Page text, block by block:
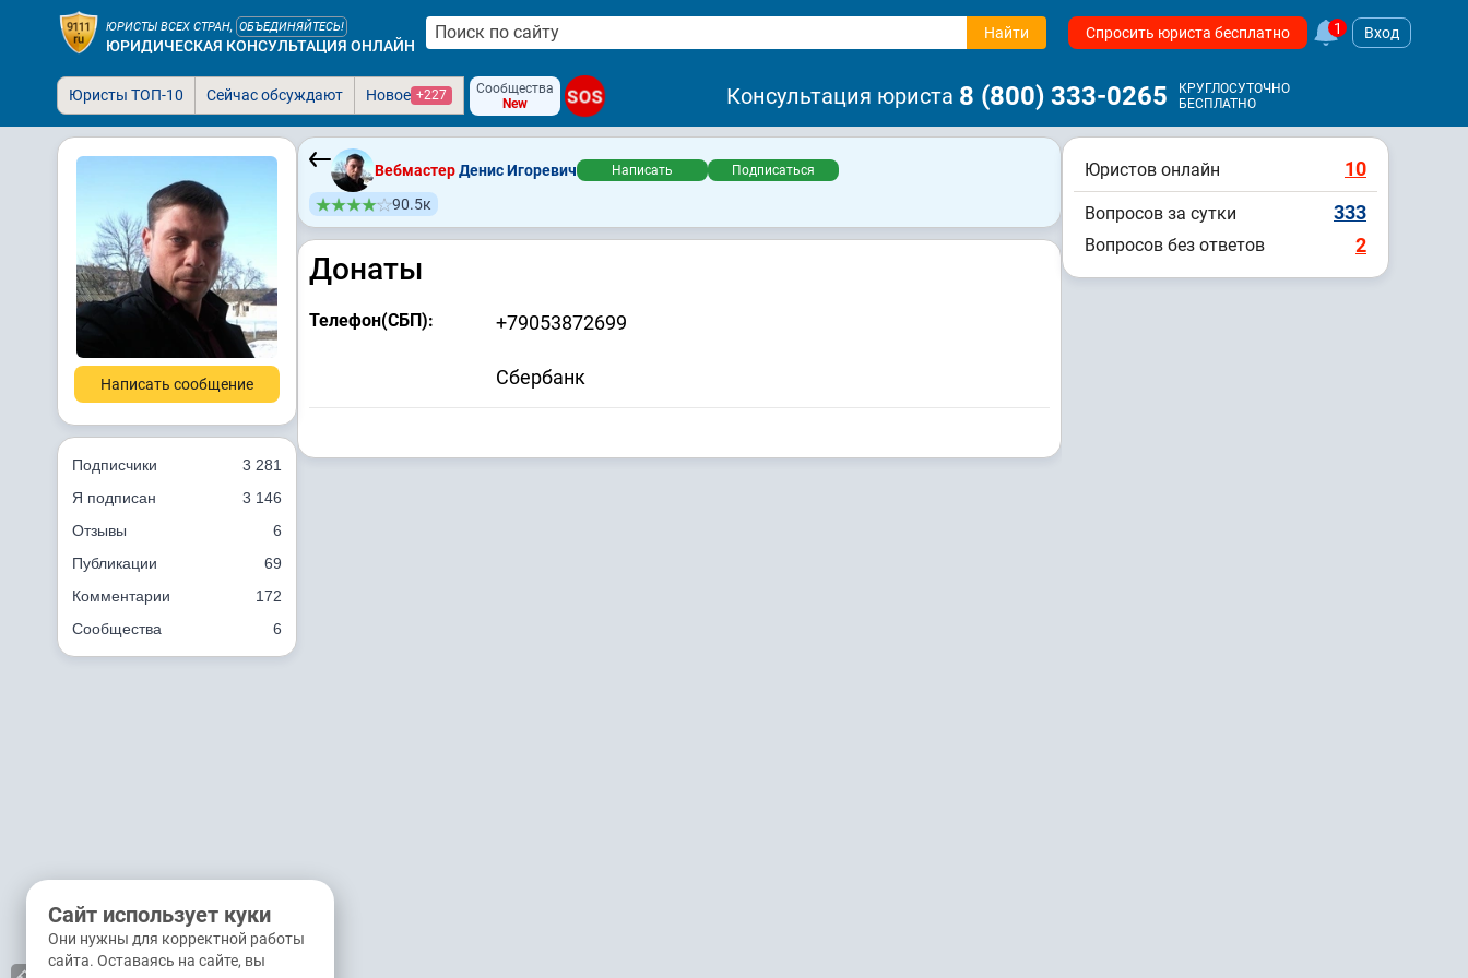
ЮРИСТЫ ВСЕХ СТРАН, ОБЪЕДИНЯЙТЕСЬ!
ЮРИДИЧЕСКАЯ КОНСУЛЬТАЦИЯ ОНЛАЙН
Найти Спросить юриста бесплатно 1 Вход
Юристы ТОП-10 Сейчас обсуждают Новое +227
Сообщества
New
SOS Консультация юриста 8 (800) 333-0265
КРУГЛОСУТОЧНО
БЕСПЛАТНО
Написать сообщение
Подписчики
3 281
Я подписан
3 146
Отзывы
6
Публикации
69
Комментарии
172
Сообщества
6
ВебмастерДенис Игоревич Написать Подписаться
90.5к
Донаты
Телефон(СБП): +79053872699
Сбербанк
Юристов онлайн 10
Вопросов за сутки 333
Вопросов без ответов 2
Сайт использует куки
Они нужны для корректной работы
сайта. Оставаясь на сайте, вы